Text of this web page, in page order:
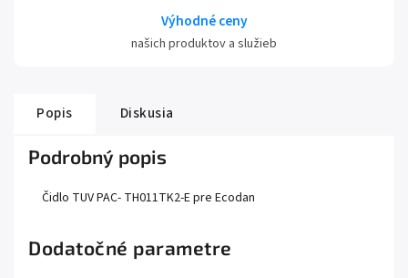
Výhodné ceny
našich produktov a služieb
Popis Diskusia
Podrobný popis
Čidlo TUV PAC- TH011TK2-E pre Ecodan
Dodatočné parametre